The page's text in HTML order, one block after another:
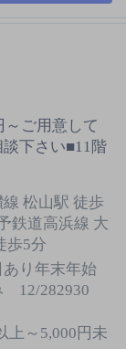
ご用意して
下さい■11階
線 松山駅 徒歩
鉄道高浜線 大
歩5分
り年末年始
12/282930
上～5,000円未